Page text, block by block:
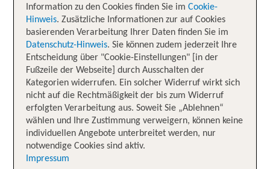
Information zu den Cookies finden Sie im Cookie-
Hinweis. Zusätzliche Informationen zur auf Cookies
basierenden Verarbeitung Ihrer Daten finden Sie im
Datenschutz-Hinweis. Sie können zudem jederzeit Ihre
Entscheidung über "Cookie-Einstellungen" [in der
Fußzeile der Webseite] durch Ausschalten der
Kategorien widerrufen. Ein solcher Widerruf wirkt sich
nicht auf die Rechtmäßigkeit der bis zum Widerruf
erfolgten Verarbeitung aus. Soweit Sie „Ablehnen“
wählen und Ihre Zustimmung verweigern, können keine
individuellen Angebote unterbreitet werden, nur
notwendige Cookies sind aktiv.
Impressum